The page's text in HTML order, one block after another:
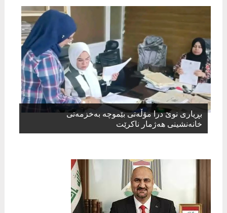
بڕیاری نوێ درا مۆڵەتی بێموچە بەخزمەتی
خانەنشینی هەژمار ناکرێت